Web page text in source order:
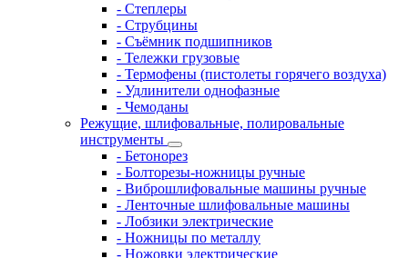
- Степлеры
- Струбцины
- Съёмник подшипников
- Тележки грузовые
- Термофены (пистолеты горячего воздуха)
- Удлинители однофазные
- Чемоданы
Режущие, шлифовальные, полировальные
инструменты
- Бетонорез
- Болторезы-ножницы ручные
- Виброшлифовальные машины ручные
- Ленточные шлифовальные машины
- Лобзики электрические
- Ножницы по металлу
- Ножовки электрические